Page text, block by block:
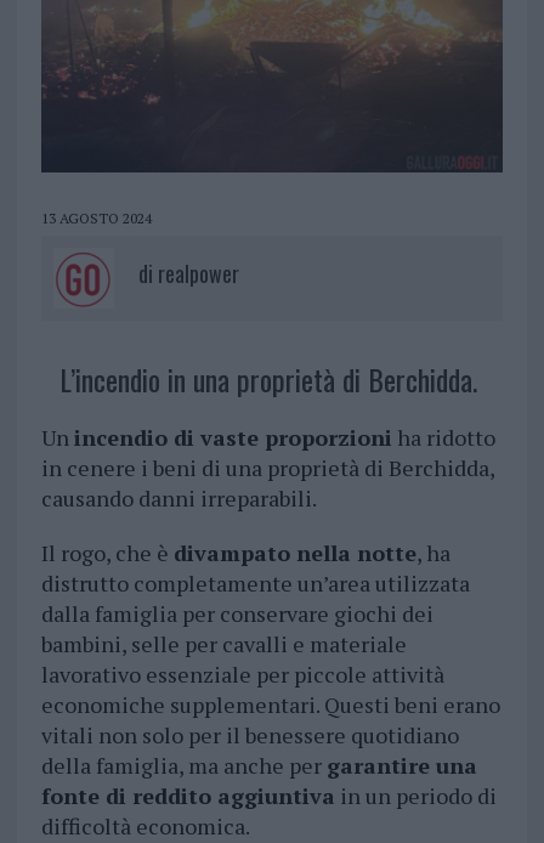
13 AGOSTO 2024
di realpower
L’incendio in una proprietà di Berchidda.
Unincendio di vaste proporzioni ha ridotto
in cenere i beni di una proprietà di Berchidda,
causando danni irreparabili.
Il rogo, che è divampato nella notte, ha
distrutto completamente un’area utilizzata
dalla famiglia per conservare giochi dei
bambini, selle per cavalli e materiale
lavorativo essenziale per piccole attività
economiche supplementari. Questi beni erano
vitali non solo per il benessere quotidiano
della famiglia, ma anche per garantire una
fonte di reddito aggiuntiva in un periodo di
difficoltà economica.